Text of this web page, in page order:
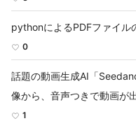
pythonによるPDFファイル
0
話題の動画生成AI「
像から、音声つきで動画が出
1